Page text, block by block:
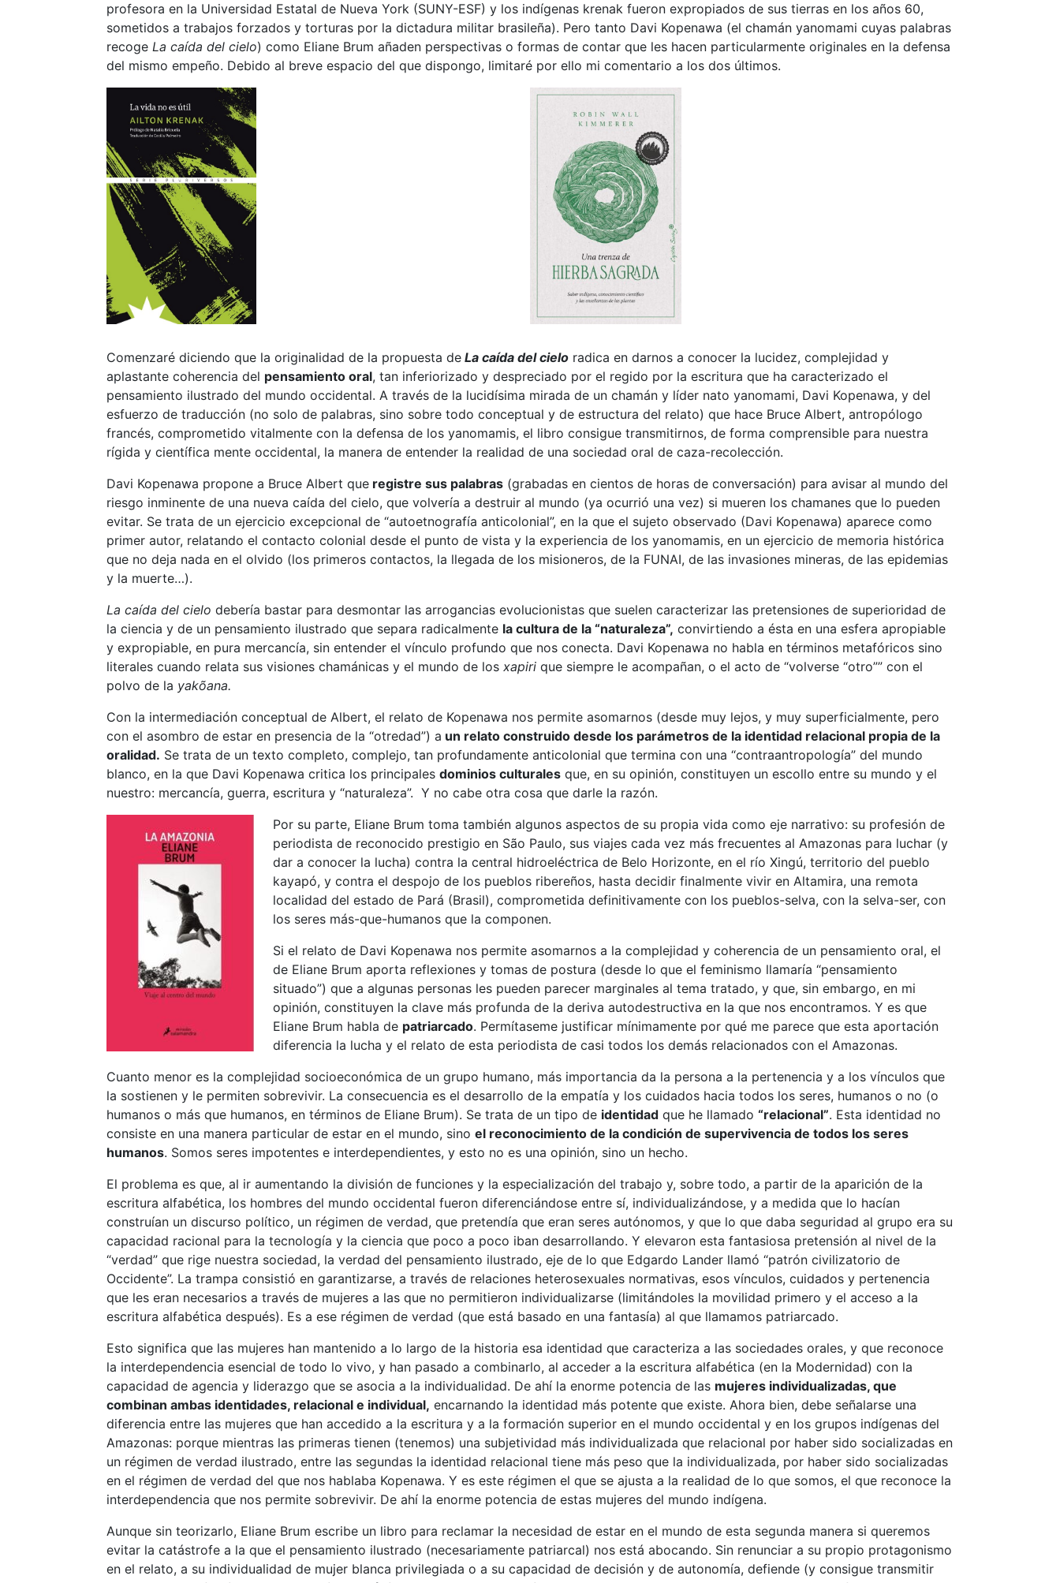
profesora en la Universidad Estatal de Nueva York (SUNY-ESF) y los indígenas krenak fueron expropiados de sus tierras en los años 60,
sometidos a trabajos forzados y torturas por la dictadura militar brasileña). Pero tanto Davi Kopenawa (el chamán yanomami cuyas palabras
recoge La caída del cielo) como Eliane Brum añaden perspectivas o formas de contar que les hacen particularmente originales en la defensa
del mismo empeño. Debido al breve espacio del que dispongo, limitaré por ello mi comentario a los dos últimos.
Comenzaré diciendo que la originalidad de la propuesta de La caída del cielo radica en darnos a conocer la lucidez, complejidad y
aplastante coherencia del pensamiento oral, tan inferiorizado y despreciado por el regido por la escritura que ha caracterizado el
pensamiento ilustrado del mundo occidental. A través de la lucidísima mirada de un chamán y líder nato yanomami, Davi Kopenawa, y del
esfuerzo de traducción (no solo de palabras, sino sobre todo conceptual y de estructura del relato) que hace Bruce Albert, antropólogo
francés, comprometido vitalmente con la defensa de los yanomamis, el libro consigue transmitirnos, de forma comprensible para nuestra
rígida y científica mente occidental, la manera de entender la realidad de una sociedad oral de caza-recolección.
Davi Kopenawa propone a Bruce Albert que registre sus palabras (grabadas en cientos de horas de conversación) para avisar al mundo del
riesgo inminente de una nueva caída del cielo, que volvería a destruir al mundo (ya ocurrió una vez) si mueren los chamanes que lo pueden
evitar. Se trata de un ejercicio excepcional de “autoetnografía anticolonial”, en la que el sujeto observado (Davi Kopenawa) aparece como
primer autor, relatando el contacto colonial desde el punto de vista y la experiencia de los yanomamis, en un ejercicio de memoria histórica
que no deja nada en el olvido (los primeros contactos, la llegada de los misioneros, de la FUNAI, de las invasiones mineras, de las epidemias
y la muerte…).
La caída del cielo debería bastar para desmontar las arrogancias evolucionistas que suelen caracterizar las pretensiones de superioridad de
la ciencia y de un pensamiento ilustrado que separa radicalmente la cultura de la “naturaleza”, convirtiendo a ésta en una esfera apropiable
y expropiable, en pura mercancía, sin entender el vínculo profundo que nos conecta. Davi Kopenawa no habla en términos metafóricos sino
literales cuando relata sus visiones chamánicas y el mundo de los xapiri que siempre le acompañan, o el acto de “volverse “otro”” con el
polvo de la yakõana.
Con la intermediación conceptual de Albert, el relato de Kopenawa nos permite asomarnos (desde muy lejos, y muy superficialmente, pero
con el asombro de estar en presencia de la “otredad”) a un relato construido desde los parámetros de la identidad relacional propia de la
oralidad. Se trata de un texto completo, complejo, tan profundamente anticolonial que termina con una “contraantropología” del mundo
blanco, en la que Davi Kopenawa critica los principales dominios culturales que, en su opinión, constituyen un escollo entre su mundo y el
nuestro: mercancía, guerra, escritura y “naturaleza”. Y no cabe otra cosa que darle la razón.
Por su parte, Eliane Brum toma también algunos aspectos de su propia vida como eje narrativo: su profesión de
periodista de reconocido prestigio en São Paulo, sus viajes cada vez más frecuentes al Amazonas para luchar (y
dar a conocer la lucha) contra la central hidroeléctrica de Belo Horizonte, en el río Xingú, territorio del pueblo
kayapó, y contra el despojo de los pueblos ribereños, hasta decidir finalmente vivir en Altamira, una remota
localidad del estado de Pará (Brasil), comprometida definitivamente con los pueblos-selva, con la selva-ser, con
los seres más-que-humanos que la componen.
Si el relato de Davi Kopenawa nos permite asomarnos a la complejidad y coherencia de un pensamiento oral, el
de Eliane Brum aporta reflexiones y tomas de postura (desde lo que el feminismo llamaría “pensamiento
situado”) que a algunas personas les pueden parecer marginales al tema tratado, y que, sin embargo, en mi
opinión, constituyen la clave más profunda de la deriva autodestructiva en la que nos encontramos. Y es que
Eliane Brum habla de patriarcado. Permítaseme justificar mínimamente por qué me parece que esta aportación
diferencia la lucha y el relato de esta periodista de casi todos los demás relacionados con el Amazonas.
Cuanto menor es la complejidad socioeconómica de un grupo humano, más importancia da la persona a la pertenencia y a los vínculos que
la sostienen y le permiten sobrevivir. La consecuencia es el desarrollo de la empatía y los cuidados hacia todos los seres, humanos o no (o
humanos o más que humanos, en términos de Eliane Brum). Se trata de un tipo de identidad que he llamado “relacional”. Esta identidad no
consiste en una manera particular de estar en el mundo, sino el reconocimiento de la condición de supervivencia de todos los seres
humanos. Somos seres impotentes e interdependientes, y esto no es una opinión, sino un hecho.
El problema es que, al ir aumentando la división de funciones y la especialización del trabajo y, sobre todo, a partir de la aparición de la
escritura alfabética, los hombres del mundo occidental fueron diferenciándose entre sí, individualizándose, y a medida que lo hacían
construían un discurso político, un régimen de verdad, que pretendía que eran seres autónomos, y que lo que daba seguridad al grupo era su
capacidad racional para la tecnología y la ciencia que poco a poco iban desarrollando. Y elevaron esta fantasiosa pretensión al nivel de la
“verdad” que rige nuestra sociedad, la verdad del pensamiento ilustrado, eje de lo que Edgardo Lander llamó “patrón civilizatorio de
Occidente”. La trampa consistió en garantizarse, a través de relaciones heterosexuales normativas, esos vínculos, cuidados y pertenencia
que les eran necesarios a través de mujeres a las que no permitieron individualizarse (limitándoles la movilidad primero y el acceso a la
escritura alfabética después). Es a ese régimen de verdad (que está basado en una fantasía) al que llamamos patriarcado.
Esto significa que las mujeres han mantenido a lo largo de la historia esa identidad que caracteriza a las sociedades orales, y que reconoce
la interdependencia esencial de todo lo vivo, y han pasado a combinarlo, al acceder a la escritura alfabética (en la Modernidad) con la
capacidad de agencia y liderazgo que se asocia a la individualidad. De ahí la enorme potencia de las mujeres individualizadas, que
combinan ambas identidades, relacional e individual, encarnando la identidad más potente que existe. Ahora bien, debe señalarse una
diferencia entre las mujeres que han accedido a la escritura y a la formación superior en el mundo occidental y en los grupos indígenas del
Amazonas: porque mientras las primeras tienen (tenemos) una subjetividad más individualizada que relacional por haber sido socializadas en
un régimen de verdad ilustrado, entre las segundas la identidad relacional tiene más peso que la individualizada, por haber sido socializadas
en el régimen de verdad del que nos hablaba Kopenawa. Y es este régimen el que se ajusta a la realidad de lo que somos, el que reconoce la
interdependencia que nos permite sobrevivir. De ahí la enorme potencia de estas mujeres del mundo indígena.
Aunque sin teorizarlo, Eliane Brum escribe un libro para reclamar la necesidad de estar en el mundo de esta segunda manera si queremos
evitar la catástrofe a la que el pensamiento ilustrado (necesariamente patriarcal) nos está abocando. Sin renunciar a su propio protagonismo
en el relato, a su individualidad de mujer blanca privilegiada o a su capacidad de decisión y de autonomía, defiende (y consigue transmitir